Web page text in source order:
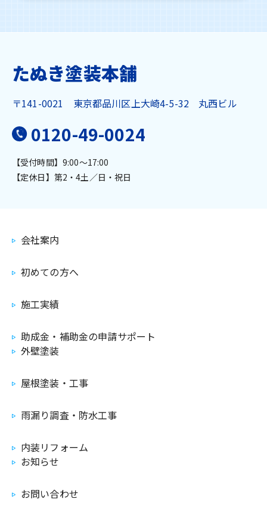
たぬき塗装本舗
〒141-0021 東京都品川区上大崎4-5-32 丸西ビル
0120-49-0024
【受付時間】9:00～17:00
【定休日】第2・4土／日・祝日
会社案内
初めての方へ
施工実績
助成金・補助金の申請サポート
外壁塗装
屋根塗装・工事
雨漏り調査・防水工事
内装リフォーム
お知らせ
お問い合わせ